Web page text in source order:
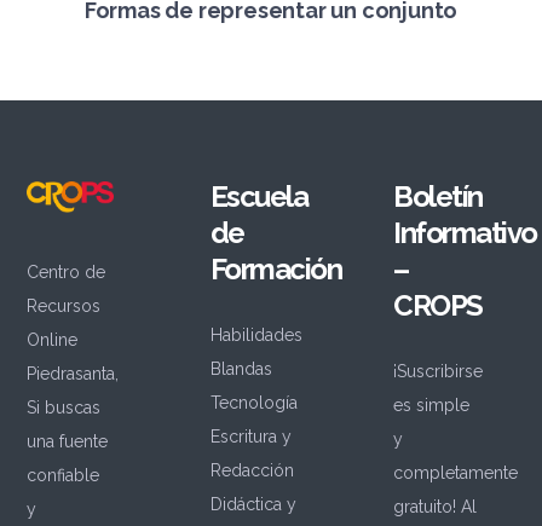
Formas de representar un conjunto
Centro de
Recursos
Online
Piedrasanta,
Si buscas
una fuente
confiable
y
Escuela
de
Formación
Habilidades
Blandas
Tecnología
Escritura y
Redacción
Didáctica y
Boletín
Informativo
–
CROPS
¡Suscribirse
es simple
y
completamente
gratuito! Al